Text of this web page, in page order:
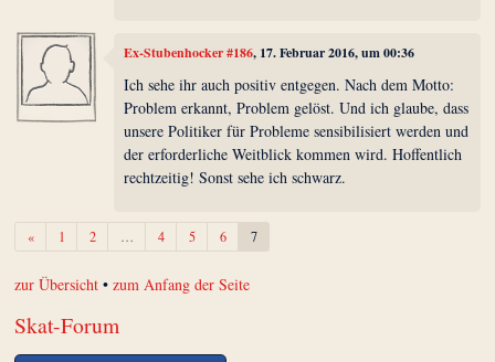
Ex-Stubenhocker #186, 17. Februar 2016, um 00:36
Ich sehe ihr auch positiv entgegen. Nach dem Motto:
Problem erkannt, Problem gelöst. Und ich glaube, dass
unsere Politiker für Probleme sensibilisiert werden und
der erforderliche Weitblick kommen wird. Hoffentlich
rechtzeitig! Sonst sehe ich schwarz.
«Zurück1 2 … 4 5 6 7
zur Übersicht •zum Anfang der Seite
Skat-Forum